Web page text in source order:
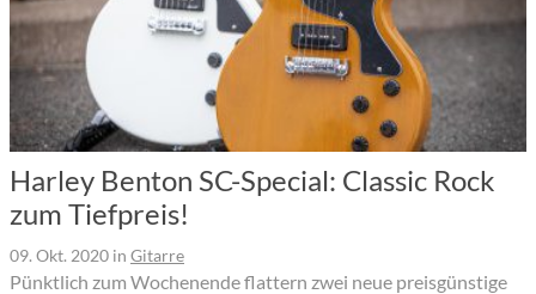
Harley Benton SC-Special: Classic Rock
zum Tiefpreis!
09. Okt. 2020 in Gitarre
Pünktlich zum Wochenende flattern zwei neue preisgünstige